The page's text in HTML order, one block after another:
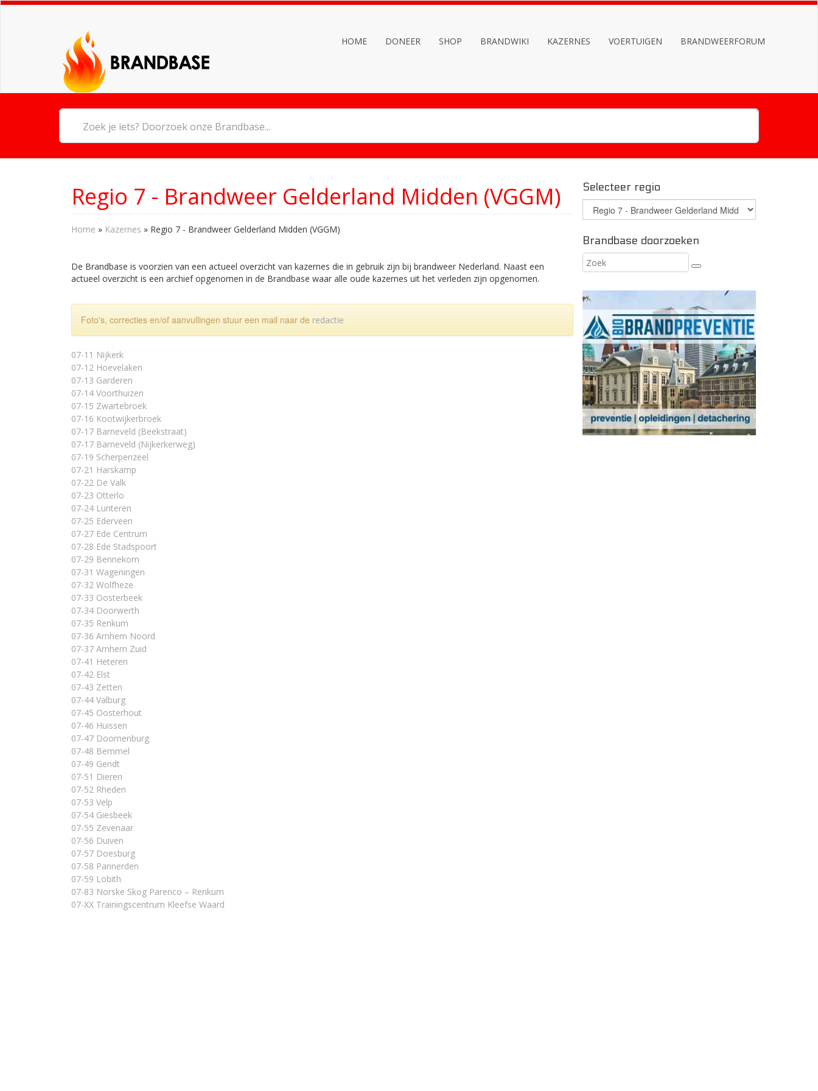
HOME DONEER SHOP BRANDWIKI KAZERNES VOERTUIGEN BRANDWEERFORUM
Regio 7 - Brandweer Gelderland Midden (VGGM)
Home » Kazernes » Regio 7 - Brandweer Gelderland Midden (VGGM)
De Brandbase is voorzien van een actueel overzicht van kazernes die in gebruik zijn bij brandweer Nederland. Naast een
actueel overzicht is een archief opgenomen in de Brandbase waar alle oude kazernes uit het verleden zijn opgenomen.
Foto's, correcties en/of aanvullingen stuur een mail naar de redactie
07-11 Nijkerk
07-12 Hoevelaken
07-13 Garderen
07-14 Voorthuizen
07-15 Zwartebroek
07-16 Kootwijkerbroek
07-17 Barneveld (Beekstraat)
07-17 Barneveld (Nijkerkerweg)
07-19 Scherpenzeel
07-21 Harskamp
07-22 De Valk
07-23 Otterlo
07-24 Lunteren
07-25 Ederveen
07-27 Ede Centrum
07-28 Ede Stadspoort
07-29 Bennekom
07-31 Wageningen
07-32 Wolfheze
07-33 Oosterbeek
07-34 Doorwerth
07-35 Renkum
07-36 Arnhem Noord
07-37 Arnhem Zuid
07-41 Heteren
07-42 Elst
07-43 Zetten
07-44 Valburg
07-45 Oosterhout
07-46 Huissen
07-47 Doornenburg
07-48 Bemmel
07-49 Gendt
07-51 Dieren
07-52 Rheden
07-53 Velp
07-54 Giesbeek
07-55 Zevenaar
07-56 Duiven
07-57 Doesburg
07-58 Pannerden
07-59 Lobith
07-83 Norske Skog Parenco – Renkum
07-XX Trainingscentrum Kleefse Waard
Selecteer regio
Brandbase doorzoeken